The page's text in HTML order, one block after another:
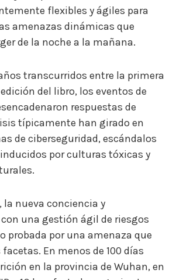
flexibles y ágiles para
amenazas dinámicas que
de la noche a la mañana.
transcurridos entre la primera
del libro, los eventos de
respuestas de
típicamente han girado en
de ciberseguridad, escándalos
por culturas tóxicas y
la nueva conciencia y
una gestión ágil de riesgos
probada por una amenaza que
En menos de 100 días
en la provincia de Wuhan, en